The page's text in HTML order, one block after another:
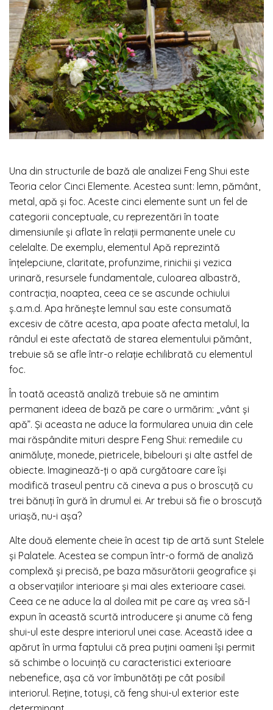
Una din structurile de bază ale analizei Feng Shui este
Teoria celor Cinci Elemente. Acestea sunt: lemn, pământ,
metal, apă și foc. Aceste cinci elemente sunt un fel de
categorii conceptuale, cu reprezentări în toate
dimensiunile și aflate în relații permanente unele cu
celelalte. De exemplu, elementul Apă reprezintă
înțelepciune, claritate, profunzime, rinichii și vezica
urinară, resursele fundamentale, culoarea albastră,
contracția, noaptea, ceea ce se ascunde ochiului
ș.a.m.d. Apa hrănește lemnul sau este consumată
excesiv de către acesta, apa poate afecta metalul, la
rândul ei este afectată de starea elementului pământ,
trebuie să se afle într-o relație echilibrată cu elementul
foc.
În toată această analiză trebuie să ne amintim
permanent ideea de bază pe care o urmărim: „vânt și
apă”. Și aceasta ne aduce la formularea unuia din cele
mai răspândite mituri despre Feng Shui: remediile cu
animăluțe, monede, pietricele, bibelouri și alte astfel de
obiecte. Imaginează-ți o apă curgătoare care își
modifică traseul pentru că cineva a pus o broscuță cu
trei bănuți în gură în drumul ei. Ar trebui să fie o broscuță
uriașă, nu-i așa?
Alte două elemente cheie în acest tip de artă sunt Stelele
și Palatele. Acestea se compun într-o formă de analiză
complexă și precisă, pe baza măsurătorii geografice și
a observațiilor interioare și mai ales exterioare casei.
Ceea ce ne aduce la al doilea mit pe care aș vrea să-l
expun în această scurtă introducere și anume că feng
shui-ul este despre interiorul unei case. Această idee a
apărut în urma faptului că prea puțini oameni își permit
să schimbe o locuință cu caracteristici exterioare
nebenefice, așa că vor îmbunătăți pe cât posibil
interiorul. Reține, totuși, că feng shui-ul exterior este